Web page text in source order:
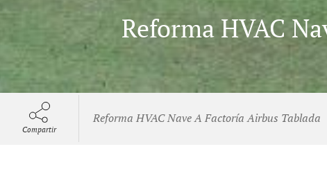
Reforma HVAC
Compartir
Reforma HVAC Nave A Factoría Airbus Tablada